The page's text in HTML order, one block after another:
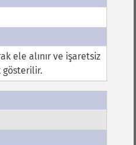
ele alınır ve işaretsiz
gösterilir.